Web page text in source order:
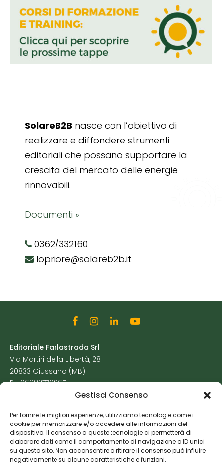
Gestisci Consenso
Per fornire le migliori esperienze, utilizziamo tecnologie come i
cookie per memorizzare e/o accedere alle informazioni del
dispositivo. Il consenso a queste tecnologie ci permetterà di
elaborare dati come il comportamento di navigazione o ID unici
su questo sito. Non acconsentire o ritirare il consenso può influire
negativamente su alcune caratteristiche e funzioni.
SolareB2B nasce con l’obiettivo di
realizzare e diffondere strumenti
editoriali che possano supportare la
crescita del mercato delle energie
rinnovabili.
Documenti »
0362/332160
lopriore@solareb2b.it
Editoriale Farlastrada Srl
Via Martiri della Libertà, 28
20833 Giussano (MB)
P.I. 06982770965
Cookie Policy
Risorse Aggiuntive